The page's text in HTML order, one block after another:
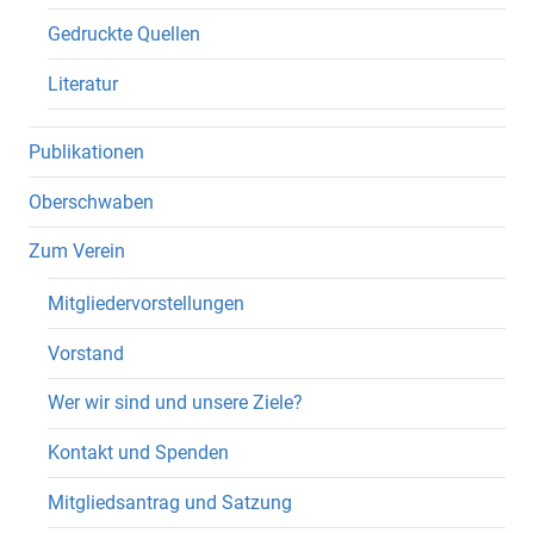
Gedruckte Quellen
Literatur
Publikationen
Oberschwaben
Zum Verein
Mitgliedervorstellungen
Vorstand
Wer wir sind und unsere Ziele?
Kontakt und Spenden
Mitgliedsantrag und Satzung